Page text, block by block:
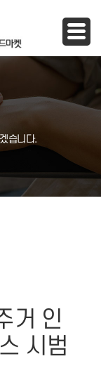
습니다.
거 인
시범